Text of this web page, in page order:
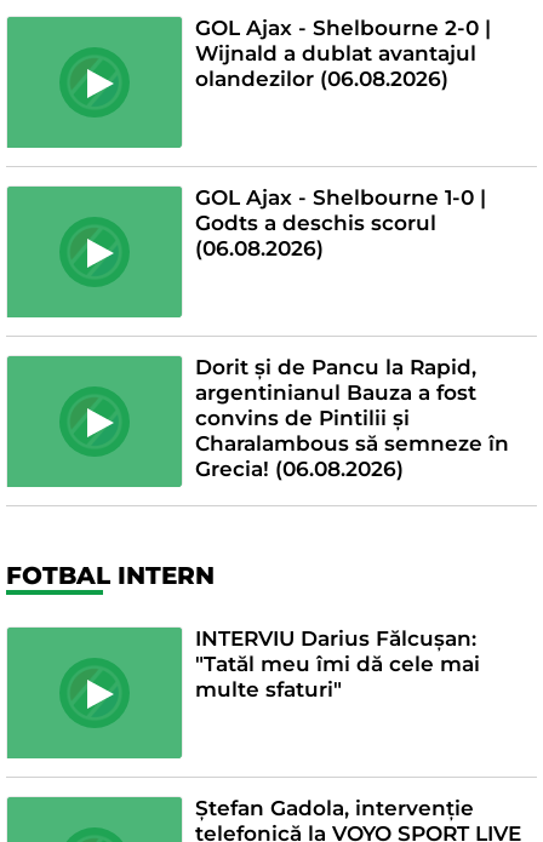
GOL Ajax - Shelbourne 2-0 |
Wijnald a dublat avantajul
olandezilor (06.08.2026)
GOL Ajax - Shelbourne 1-0 |
Godts a deschis scorul
(06.08.2026)
Dorit și de Pancu la Rapid,
argentinianul Bauza a fost
convins de Pintilii și
Charalambous să semneze în
Grecia! (06.08.2026)
FOTBAL INTERN
INTERVIU Darius Fălcușan:
"Tatăl meu îmi dă cele mai
multe sfaturi"
Ștefan Gadola, intervenție
telefonică la VOYO SPORT LIVE